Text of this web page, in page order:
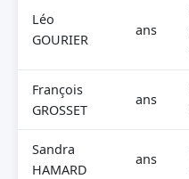
Léo
GOURIER
ans
François
GROSSET
ans
Sandra
HAMARD
ans